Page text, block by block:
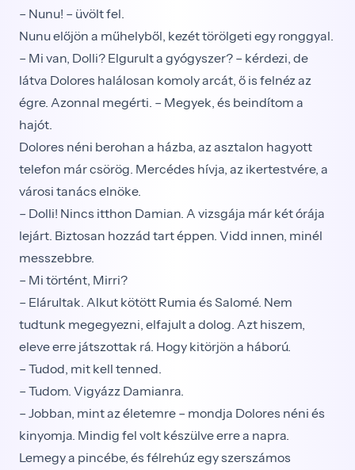
– Nunu! – üvölt fel.
Nunu előjön a műhelyből, kezét törölgeti egy ronggyal.
– Mi van, Dolli? Elgurult a gyógyszer? – kérdezi, de
látva Dolores halálosan komoly arcát, ő is felnéz az
égre. Azonnal megérti. – Megyek, és beindítom a
hajót.
Dolores néni berohan a házba, az asztalon hagyott
telefon már csörög. Mercédes hívja, az ikertestvére, a
városi tanács elnöke.
– Dolli! Nincs itthon Damian. A vizsgája már két órája
lejárt. Biztosan hozzád tart éppen. Vidd innen, minél
messzebbre.
– Mi történt, Mirri?
– Elárultak. Alkut kötött Rumia és Salomé. Nem
tudtunk megegyezni, elfajult a dolog. Azt hiszem,
eleve erre játszottak rá. Hogy kitörjön a háború.
– Tudod, mit kell tenned.
– Tudom. Vigyázz Damianra.
– Jobban, mint az életemre – mondja Dolores néni és
kinyomja. Mindig fel volt készülve erre a napra.
Lemegy a pincébe, és félrehúz egy szerszámos